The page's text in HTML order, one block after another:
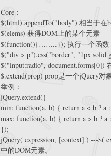
Core：
$(html).appendTo("body") 相当于
$(elems) 获得DOM上的某个元素
$(function(){……..}); 执行一个函数
$("div > p").css("border", "1px
$("input:radio",
$.extend(prop) prop是一个jQuery对
举例：
jQuery.extend({
min: function(a, b) { return a < b ? a
max: function(a, b) { return a > b ? a
});
jQuery( expression, [context] ) ---$(
中的DOM元素。